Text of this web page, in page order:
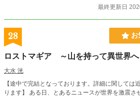
最終更新日
28 お
ロストマギア ～山を持って異世界へ
大水 洸
【途中で完結となっております。詳細に関しては
ります】 ある日、とあるニュースが世界を激震させた。 東京郊外の木が生い茂